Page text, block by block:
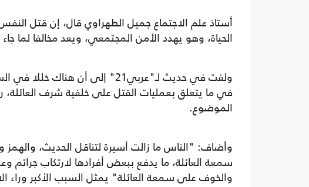
أستاذ علم الاجتماع جميل الطهراوي قال، إن قتل
الحياة، وهو يهدد الأمن المجتمعي، ويعد مخالفا لما
ولفت في حديث لـ"عربي21" إلى أن
في ما يتعلق بعمليات القتل على خلفية شرف
الموضوع.
وأضاف: "الناس ما زالت أسيرة لتناقل الحديث، والهمز
سمعة العائلة، ما يدفع ببعض أفرادها لارتكاب
والخوف على سمعة العائلة" يمثل السبب الأكبر وراء